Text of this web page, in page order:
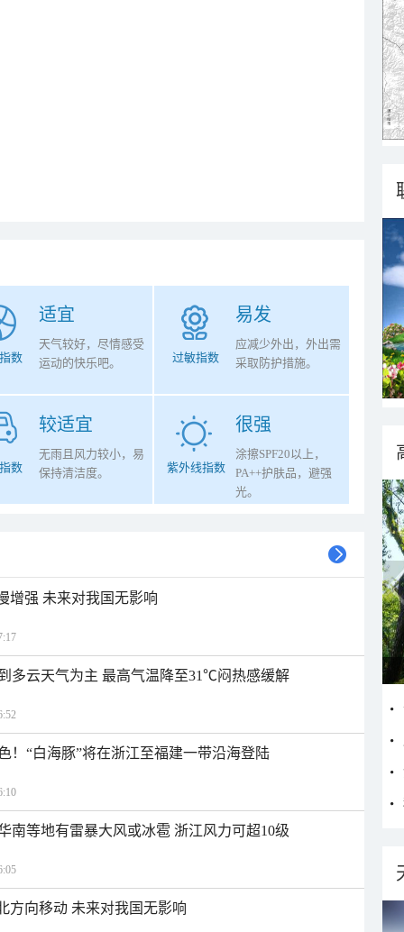
适宜
数
天气较好，尽情感受
运动的快乐吧。
易发
过敏指数
应减少外出，外出需
采取防护措施。
较适宜
数
无雨且风力较小，易
保持清洁度。
很强
紫外线指数
涂擦SPF20以上，
PA++护肤品，避强
光。
增强 未来对我国无影响
多云天气为主 最高气温降至31℃闷热感缓解
！“白海豚”将在浙江至福建一带沿海登陆
南等地有雷暴大风或冰雹 浙江风力可超10级
方向移动 未来对我国无影响